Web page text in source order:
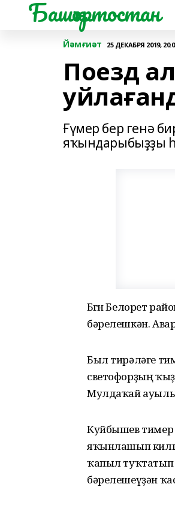
Башҡортостан
Йәмғиәт 25 ДЕКАБРЯ 2019,
Поезд
Ғүмер бер генә
яҡындарыбыҙҙы
Бөгөн Белорет
бәрелешкән.
Был тирәләге
светофорҙың
Мулдаҡай
Куйбышев тимер
яҡынлашып
ҡапыл туҡтатып
бәрелешеүҙән